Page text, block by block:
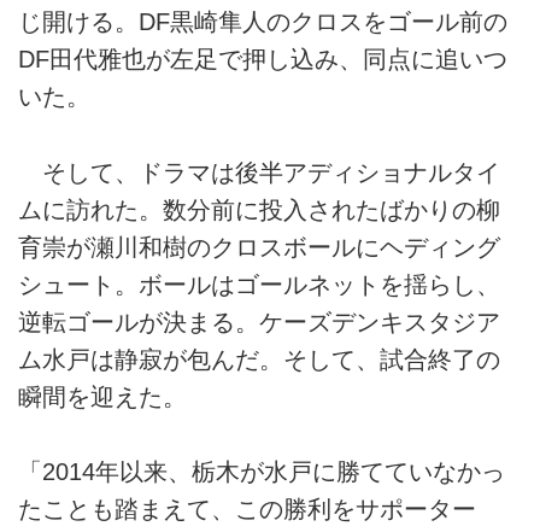
じ開ける。DF黒崎隼人のクロスをゴール前の
DF田代雅也が左足で押し込み、同点に追いつ
いた。
そして、ドラマは後半アディショナルタイ
ムに訪れた。数分前に投入されたばかりの柳
育崇が瀬川和樹のクロスボールにヘディング
シュート。ボールはゴールネットを揺らし、
逆転ゴールが決まる。ケーズデンキスタジア
ム水戸は静寂が包んだ。そして、試合終了の
瞬間を迎えた。
「2014年以来、栃木が水戸に勝てていなかっ
たことも踏まえて、この勝利をサポーター